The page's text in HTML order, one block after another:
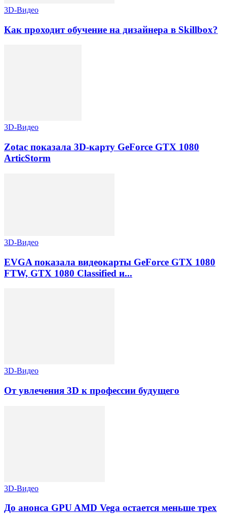
3D-Видео
Как проходит обучение на дизайнера в Skillbox?
3D-Видео
Zotac показала 3D-карту GeForce GTX 1080
ArticStorm
3D-Видео
EVGA показала видеокарты GeForce GTX 1080
FTW, GTX 1080 Classified и...
3D-Видео
От увлечения 3D к профессии будущего
3D-Видео
До анонса GPU AMD Vega остается меньше трех